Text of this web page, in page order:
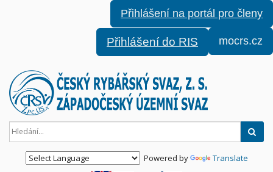
Přihlášení na portál pro členy
Přihlášení do RIS mocrs.cz
Powered by Translate